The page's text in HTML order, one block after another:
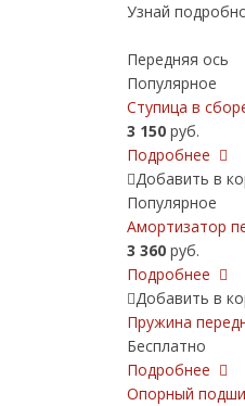
Узнай
Передняя ось
Популярное
Ступица в
3 150 руб.
Подробнее
Добавить в
Популярное
Амортизатор
3 360 руб.
Подробнее
Добавить в
Пружина
Бесплатно
Подробнее
Опорный